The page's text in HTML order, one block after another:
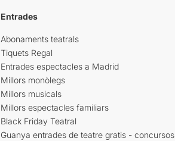
Entrades
Abonaments teatrals
Tiquets Regal
Entrades espectacles a Madrid
Millors monòlegs
Millors musicals
Millors espectacles familiars
Black Friday Teatral
Guanya entrades de teatre gratis - concursos